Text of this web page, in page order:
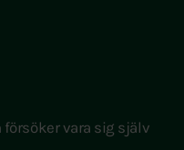
försöker vara sig själv